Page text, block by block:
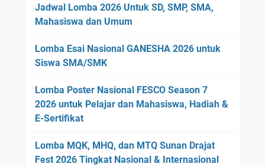
Jadwal Lomba 2026 Untuk SD, SMP, SMA,
Mahasiswa dan Umum
Lomba Esai Nasional GANESHA 2026 untuk
Siswa SMA/SMK
Lomba Poster Nasional FESCO Season 7
2026 untuk Pelajar dan Mahasiswa, Hadiah &
E-Sertifikat
Lomba MQK, MHQ, dan MTQ Sunan Drajat
Fest 2026 Tingkat Nasional & Internasional